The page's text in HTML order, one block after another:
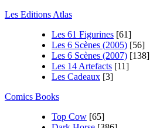
Les Editions Atlas
Les 61 Figurines [61]
Les 6 Scènes (2005) [56]
Les 6 Scènes (2007) [138]
Les 14 Artefacts [11]
Les Cadeaux [3]
Comics Books
Top Cow [65]